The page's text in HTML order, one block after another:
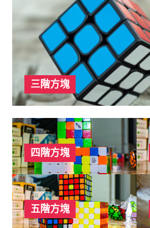
三階方塊
四階方塊
五階方塊